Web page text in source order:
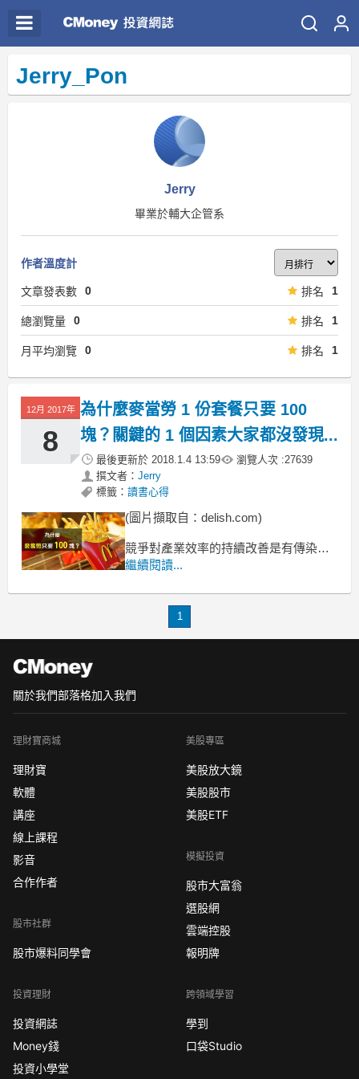
Jerry_Pon
Jerry
畢業於輔大企管系
作者溫度計
文章發表數 0 排名 1
總瀏覽量 0 排名 1
月平均瀏覽 0 排名 1
12月 2017年
8
為什麼麥當勞 1 份套餐只要 100
塊？關鍵的 1 個因素大家都沒發現...
最後更新於 2018.1.4 13:59 瀏覽人次 :27639
撰文者： Jerry
標籤： 讀書心得
(圖片擷取自：delish.com)
競爭對產業效率的持續改善是有傳染力
的，
並除去那些生產成本高的生產者，
而能在成本低的生產者手中集中生產。
繼續閱讀...
1
關於我們部落格加入我們
理財寶商城
理財寶
軟體
講座
線上課程
影音
合作作者
股市社群
股市爆料同學會
投資理財
投資網誌
Money錢
投資小學堂
美股專區
美股放大鏡
美股股市
美股ETF
模擬投資
股市大富翁
選股網
雲端控股
報明牌
跨領域學習
學到
口袋Studio